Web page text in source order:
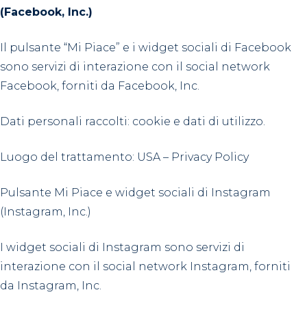
(Facebook, Inc.)
Il pulsante “Mi Piace” e i widget sociali di Facebook
sono servizi di interazione con il social network
Facebook, forniti da Facebook, Inc.
Dati personali raccolti: cookie e dati di utilizzo.
Luogo del trattamento: USA – Privacy Policy
Pulsante Mi Piace e widget sociali di Instagram
(Instagram, Inc.)
I widget sociali di Instagram sono servizi di
interazione con il social network Instagram, forniti
da Instagram, Inc.